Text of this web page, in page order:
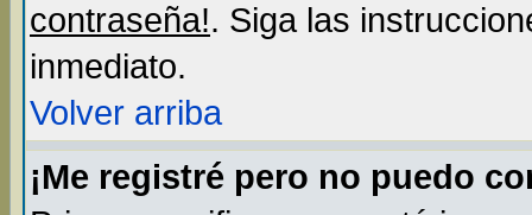
contraseña!. Siga las
inmediato.
Volver arriba
¡Me registré pero no puedo